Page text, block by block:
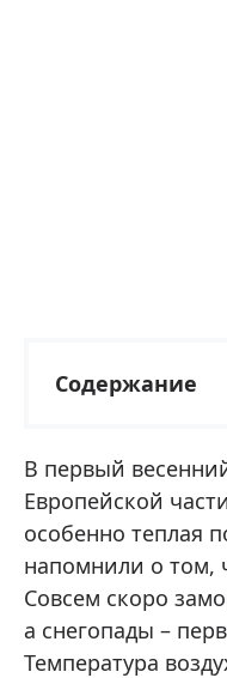
Содержание
В первый
Европейской
особенно теплая
напомнили о том,
Совсем скоро
а снегопады –
Температура